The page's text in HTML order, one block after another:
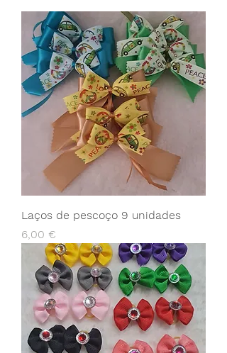
Laços de pescoço 9 unidades
Preço
6,00 €